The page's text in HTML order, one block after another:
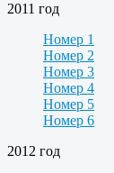
2011 год
Номер 1
Номер 2
Номер 3
Номер 4
Номер 5
Номер 6
2012 год